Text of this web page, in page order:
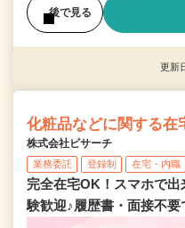
後で見る
更新
化粧品などに関する在
株式会社ビサーチ
業務委託 登録制 在宅・内職
完全在宅OK！スマホで
験歓迎♪履歴書・面接不要